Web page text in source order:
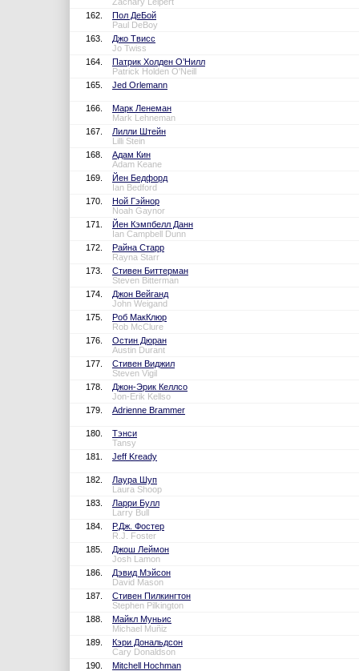
162.
Пол ДеБой
Paul DeBoy
163.
Джо Твисс
Jo Twiss
164.
Патрик Холден О’Нилл
Patrick Holden O'Neill
165.
Jed Orlemann
166.
Марк Ленеман
Mark Lehneman
167.
Лилли Штейн
Lilli Stein
168.
Адам Кин
Adam Keane
169.
Йен Бедфорд
Ian Bedford
170.
Ной Гэйнор
Noah Gaynor
171.
Йен Кэмпбелл Данн
Ian Campbell Dunn
172.
Райна Старр
Rayna Starr
173.
Стивен Биттерман
Steven Bitterman
174.
Джон Вейганд
John Weigand
175.
Роб МакКлюр
Rob McClure
176.
Остин Дюран
Austin Durant
177.
Стивен Виджил
Steven Vigil
178.
Джон-Эрик Келлсо
Jon-Erik Kellso
179.
Adrienne Brammer
180.
Тэнси
Tansy
181.
Jeff Kready
182.
Лаура Шуп
Laura Shoop
183.
Ларри Булл
Larry Bull
184.
Р.Дж. Фостер
R.J. Foster
185.
Джош Леймон
Josh Lamon
186.
Дэвид Мэйсон
David Mason
187.
Стивен Пилкингтон
Stephen Pilkington
188.
Майкл Муньис
Michael Muñiz
189.
Кэри Дональдсон
Cary Donaldson
190.
Mitchell Hochman